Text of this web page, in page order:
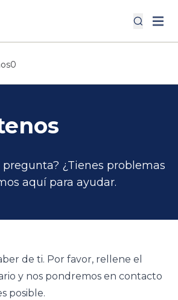
¿Tienes problemas
aquí para ayudar.
de ti. Por favor, rellene el
y nos pondremos en contacto
posible.